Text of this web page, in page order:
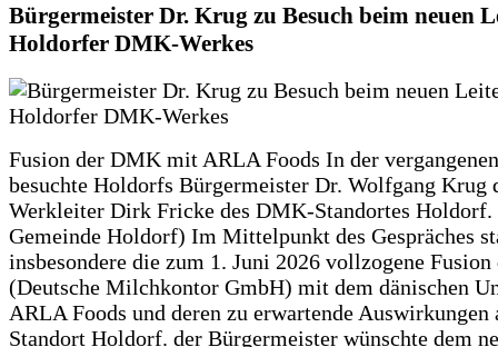
Bürgermeister Dr. Krug zu Besuch beim neuen
Holdorfer DMK-Werkes
Fusion der DMK mit ARLA Foods In der
besuchte Holdorfs Bürgermeister Dr. Wolfgang Krug
Werkleiter Dirk Fricke des DMK-Standortes Holdorf.
Gemeinde Holdorf) Im Mittelpunkt des Gespräches
insbesondere die zum 1. Juni 2026 vollzogene
(Deutsche Milchkontor GmbH) mit dem dänischen
ARLA Foods und deren zu erwartende Auswirkungen
Standort Holdorf. der Bürgermeister wünschte dem